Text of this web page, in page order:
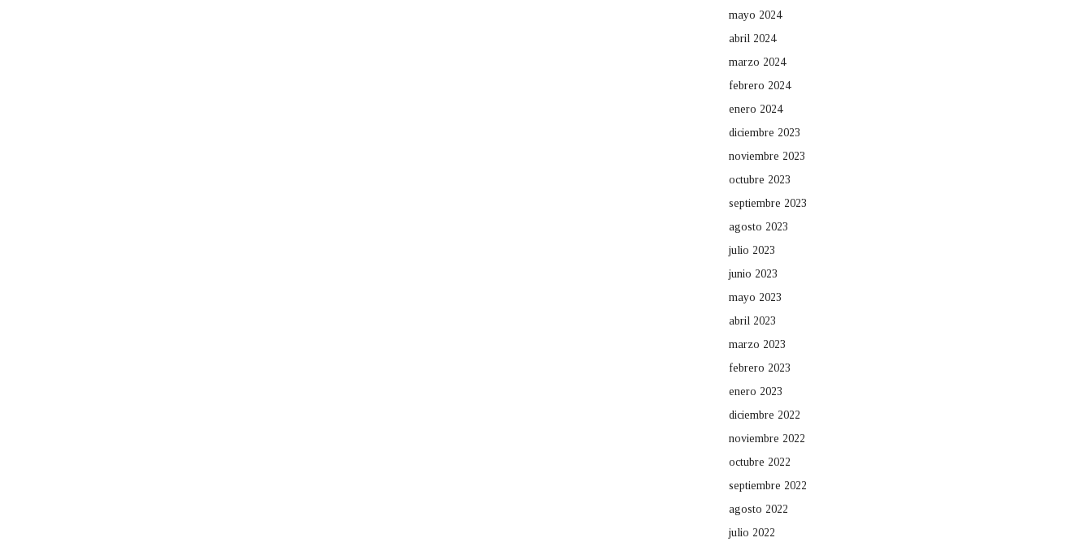
mayo 2024
abril 2024
marzo 2024
febrero 2024
enero 2024
diciembre 2023
noviembre 2023
octubre 2023
septiembre 2023
agosto 2023
julio 2023
junio 2023
mayo 2023
abril 2023
marzo 2023
febrero 2023
enero 2023
diciembre 2022
noviembre 2022
octubre 2022
septiembre 2022
agosto 2022
julio 2022